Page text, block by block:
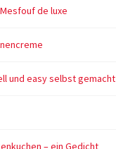
de luxe
und easy selbst gemacht
– ein Gedicht